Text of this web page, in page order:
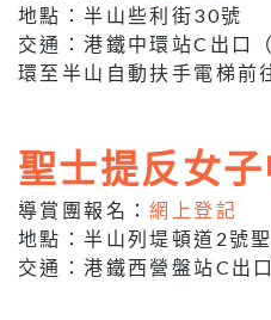
地點：半山些利街30號
交通：港鐵中環站C出口
環至半山自動扶手電梯前
聖士提反女
導賞團報名：網上登記
地點：半山列堤頓道2號
交通：港鐵西營盤站C出口